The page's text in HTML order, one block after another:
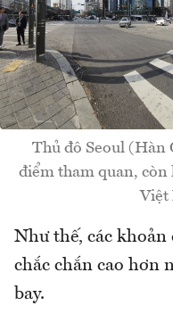
Thủ đô Seoul (Hàn
điểm tham quan, còn
Việt
Như thế, các khoản
chắc chắn cao hơn
bay.